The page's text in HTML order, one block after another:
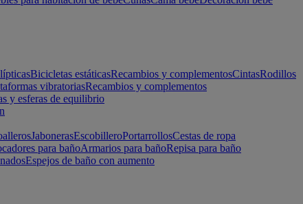
Bicicletas estáticasRecambios y complementosCintasRodillos
vibratoriasRecambios y complementos
y esferas de equilibrio
JabonerasEscobilleroPortarrollosCestas de ropa
para bañoArmarios para bañoRepisa para baño
Espejos de baño con aumento